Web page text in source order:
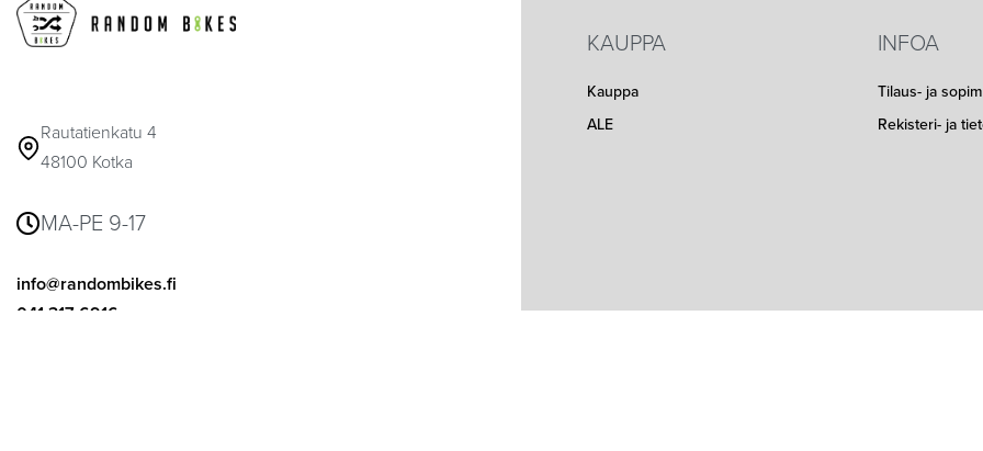
Rautatienkatu 4
48100 Kotka
MA-PE 9-17
info@randombikes.fi
041 317 6916
KAUPPA
Kauppa
ALE
INFOA
Tilaus- ja
Rekisteri- ja